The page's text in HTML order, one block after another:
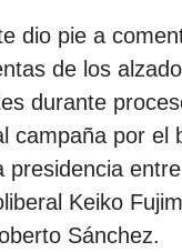
dio pie a
de los
durante
campaña por el
presidencia
Keiko
Sánchez.